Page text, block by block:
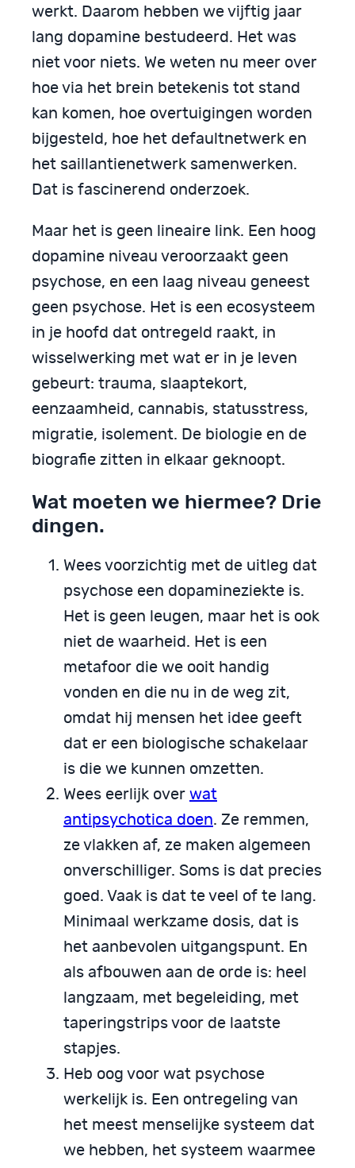
werkt. Daarom hebben we vijftig jaar
lang dopamine bestudeerd. Het was
niet voor niets. We weten nu meer over
hoe via het brein betekenis tot stand
kan komen, hoe overtuigingen worden
bijgesteld, hoe het defaultnetwerk en
het saillantienetwerk samenwerken.
Dat is fascinerend onderzoek.
Maar het is geen lineaire link. Een hoog
dopamine niveau veroorzaakt geen
psychose, en een laag niveau geneest
geen psychose. Het is een ecosysteem
in je hoofd dat ontregeld raakt, in
wisselwerking met wat er in je leven
gebeurt: trauma, slaaptekort,
eenzaamheid, cannabis, statusstress,
migratie, isolement. De biologie en de
biografie zitten in elkaar geknoopt.
Wat moeten we hiermee? Drie
dingen.
Wees voorzichtig met de uitleg dat
psychose een dopamineziekte is.
Het is geen leugen, maar het is ook
niet de waarheid. Het is een
metafoor die we ooit handig
vonden en die nu in de weg zit,
omdat hij mensen het idee geeft
dat er een biologische schakelaar
is die we kunnen omzetten.
Wees eerlijk over wat
antipsychotica doen. Ze remmen,
ze vlakken af, ze maken algemeen
onverschilliger. Soms is dat precies
goed. Vaak is dat te veel of te lang.
Minimaal werkzame dosis, dat is
het aanbevolen uitgangspunt. En
als afbouwen aan de orde is: heel
langzaam, met begeleiding, met
taperingstrips voor de laatste
stapjes.
Heb oog voor wat psychose
werkelijk is. Een ontregeling van
het meest menselijke systeem dat
we hebben, het systeem waarmee